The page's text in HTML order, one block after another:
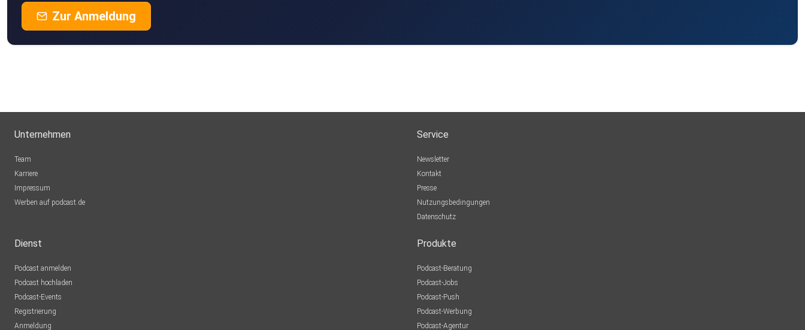
Zur Anmeldung
Unternehmen
Team
Karriere
Impressum
Werben auf podcast.de
Service
Newsletter
Kontakt
Presse
Nutzungsbedingungen
Datenschutz
Dienst
Podcast anmelden
Podcast hochladen
Podcast-Events
Registrierung
Anmeldung
Produkte
Podcast-Beratung
Podcast-Jobs
Podcast-Push
Podcast-Werbung
Podcast-Agentur